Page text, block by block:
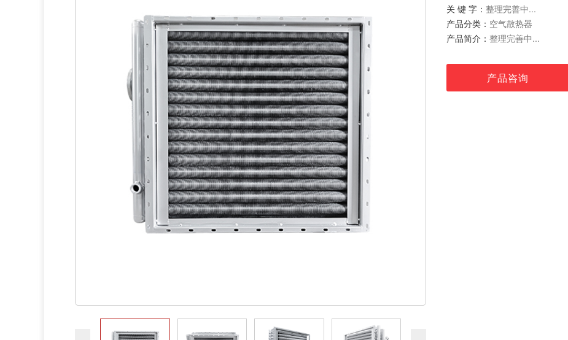
关 键 字： 整理完善中...
产品分类： 空气散热器
产品简介： 整理完善中...
产品咨询